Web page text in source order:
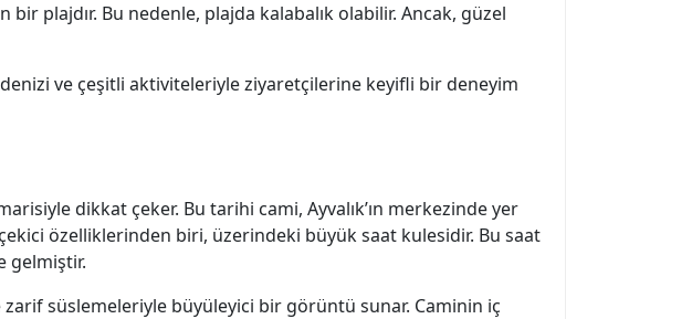
plajdır. Bu nedenle, plajda kalabalık olabilir. Ancak, güzel
denizi ve çeşitli aktiviteleriyle ziyaretçilerine keyifli bir deneyim
dikkat çeker. Bu tarihi cami, Ayvalık’ın merkezinde yer
özelliklerinden biri, üzerindeki büyük saat kulesidir. Bu saat
gelmiştir.
süslemeleriyle büyüleyici bir görüntü sunar. Caminin iç